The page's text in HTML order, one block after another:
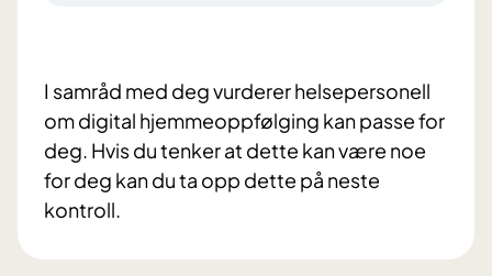
I samråd med deg vurderer helsepersonell
om digital hjemmeoppfølging kan passe for
deg. Hvis du tenker at dette kan være noe
for deg kan du ta opp dette på neste
kontroll.